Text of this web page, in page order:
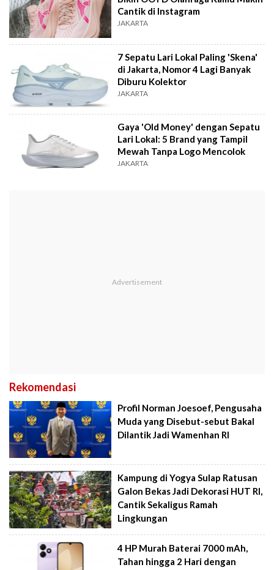
Cantik di Instagram
JAKARTA
7 Sepatu Lari Lokal Paling 'Skena'
di Jakarta, Nomor 4 Lagi Banyak
Diburu Kolektor
JAKARTA
Gaya 'Old Money' dengan Sepatu
Lari Lokal: 5 Brand yang Tampil
Mewah Tanpa Logo Mencolok
JAKARTA
Rekomendasi
Profil Norman Joesoef, Pengusaha
Muda yang Disebut-sebut Bakal
Dilantik Jadi Wamenhan RI
Kampung di Yogya Sulap Ratusan
Galon Bekas Jadi Dekorasi HUT RI,
Cantik Sekaligus Ramah
Lingkungan
4 HP Murah Baterai 7000 mAh,
Tahan hingga 2 Hari dengan